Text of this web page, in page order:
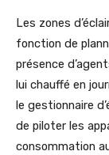
Les zones
fonction de
présence
lui chauffé en
le gestionnaire
de piloter les
consommation